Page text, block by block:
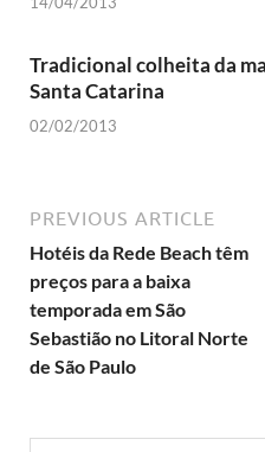
Tradicional colheita da
Santa Catarina
02/02/2013
PREVIOUS ARTICLE
Hotéis da Rede Beach têm
preços para a baixa
temporada em São
Sebastião no Litoral Norte
de São Paulo